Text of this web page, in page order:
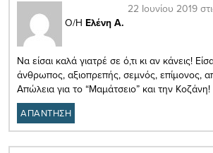
Ο/Η Ελένη Α.
22 Ιουνίου 2019
Να είσαι καλά γιατρέ σε ό,τι κι αν κάνεις!
άνθρωπος, αξιοπρεπής, σεμνός, επίμονος,
Απώλεια για το “Μαμάτσειο” και την Κοζάνη!
ΑΠΑΝΤΗΣΗ